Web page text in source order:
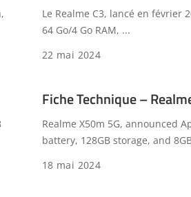
Le Realme C3, lancé en février
64 Go/4 Go RAM, ...
22 mai 2024
Fiche Technique –
Realme X50m 5G, announced
battery, 128GB storage, and
18 mai 2024